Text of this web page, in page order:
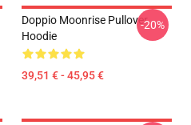
Doppio Moonrise Pullover
Hoodie
39,51 € - 45,95 €
-20%